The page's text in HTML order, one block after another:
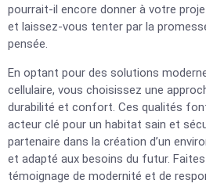
pourrait-il encore donner à votre
et laissez-vous tenter par la
pensée.
En optant pour des solutions
cellulaire, vous choisissez une
durabilité et confort. Ces qualités
acteur clé pour un habitat sain et
partenaire dans la création d’un
et adapté aux besoins du futur.
témoignage de modernité et de